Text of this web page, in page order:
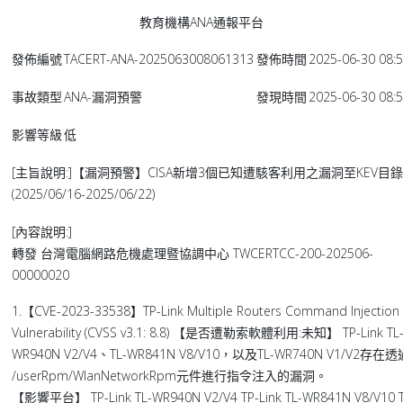
教育機構ANA通報平台
發佈編號TACERT-ANA-2025063008061313 發佈時間 2025-06-30
事故類型ANA-漏洞預警 發現時間 2025-06-30
影響等級低
[主旨說明:]【漏洞預警】CISA新增3個已知遭駭客利用之漏洞至KEV目錄
(2025/06/16-2025/06/22)
[內容說明:]
轉發 台灣電腦網路危機處理暨協調中心 TWCERTCC-200-202506-
00000020
1.【CVE-2023-33538】TP-Link Multiple Routers Command Injection
Vulnerability (CVSS v3.1: 8.8) 【是否遭勒索軟體利用:未知】 TP-Link TL-
WR940N V2/V4、TL-WR841N V8/V10，以及TL-WR740N V1/V2存在透
/userRpm/WlanNetworkRpm元件進行指令注入的漏洞。
【影響平台】 TP-Link TL-WR940N V2/V4 TP-Link TL-WR841N V8/V10